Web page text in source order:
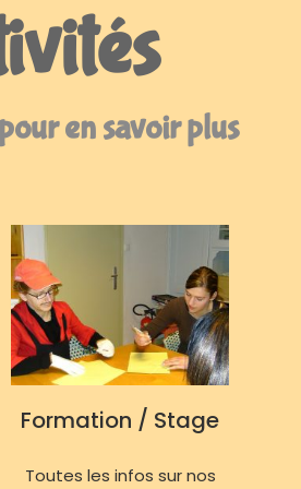
en savoir plus
Formation / Stage
Toutes les infos sur nos